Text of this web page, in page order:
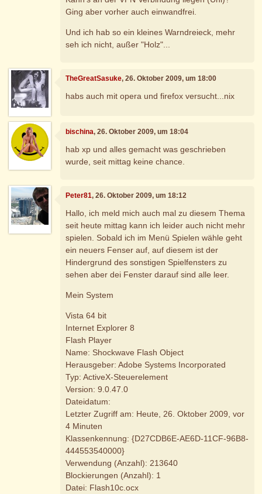
Ging aber vorher auch einwandfrei.
Und ich hab so ein kleines Warndreieck, mehr
seh ich nicht, außer "Holz"...
TheGreatSasuke, 26. Oktober 2009, um 18:00
habs auch mit opera und firefox versucht...nix
bischina, 26. Oktober 2009, um 18:04
hab xp und alles gemacht was geschrieben
wurde, seit mittag keine chance.
Peter81, 26. Oktober 2009, um 18:12
Hallo, ich meld mich auch mal zu diesem Thema
seit heute mittag kann ich leider auch nicht mehr
spielen. Sobald ich im Menü Spielen wähle geht
ein neuers Fenser auf, auf diesem ist der
Hindergrund des sonstigen Spielfensters zu
sehen aber dei Fenster darauf sind alle leer.
Mein System
Vista 64 bit
Internet Explorer 8
Flash Player
Name: Shockwave Flash Object
Herausgeber: Adobe Systems Incorporated
Typ: ActiveX-Steuerelement
Version: 9.0.47.0
Dateidatum:
Letzter Zugriff am: Heute, 26. Oktober 2009, vor
4 Minuten
Klassenkennung: {D27CDB6E-AE6D-11CF-96B8-
444553540000}
Verwendung (Anzahl): 213640
Blockierungen (Anzahl): 1
Datei: Flash10c.ocx